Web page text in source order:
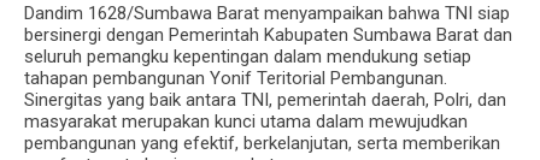
Dandim 1628/Sumbawa Barat menyampaikan bahwa TNI siap
bersinergi dengan Pemerintah Kabupaten Sumbawa Barat dan
seluruh pemangku kepentingan dalam mendukung setiap
tahapan pembangunan Yonif Teritorial Pembangunan.
Sinergitas yang baik antara TNI, pemerintah daerah, Polri, dan
masyarakat merupakan kunci utama dalam mewujudkan
pembangunan yang efektif, berkelanjutan, serta memberikan